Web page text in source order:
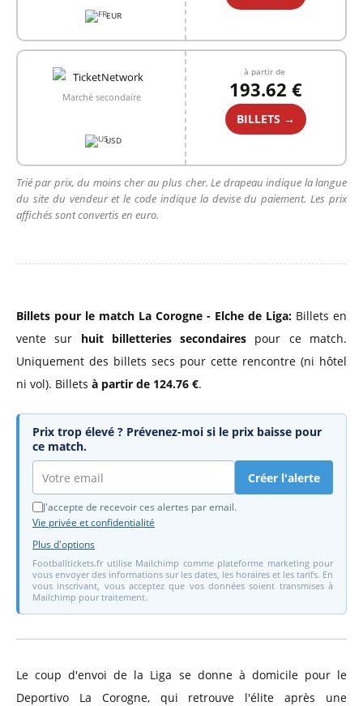
EUR
Marché secondaire
USD
à partir de
193.62 €
BILLETS →
Trié par prix, du moins cher au plus cher. Le drapeau indique la langue
du site du vendeur et le code indique la devise du paiement. Les prix
affichés sont convertis en euro.
Billets pour le match La Corogne - Elche de Liga: Billets en
vente sur huit billetteries secondaires pour ce match.
Uniquement des billets secs pour cette rencontre (ni hôtel
ni vol). Billets à partir de 124.76 €.
Prix trop élevé ? Prévenez-moi si le prix baisse pour
ce match.
Créer l'alerte
J'accepte de recevoir ces alertes par email.
Vie privée et confidentialité
Plus d'options
Footballtickets.fr utilise Mailchimp comme plateforme marketing pour
vous envoyer des informations sur les dates, les horaires et les tarifs. En
vous inscrivant, vous acceptez que vos données soient transmises à
Mailchimp pour traitement.
Le coup d'envoi de la Liga se donne à domicile pour le
Deportivo La Corogne, qui retrouve l'élite après une